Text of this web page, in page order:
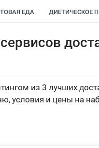
ЕДА ДИЕТИЧЕСКОЕ
из 3 лучших
условия и цены на